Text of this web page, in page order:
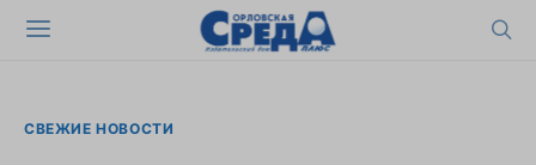
СВЕЖИЕ НОВОСТИ